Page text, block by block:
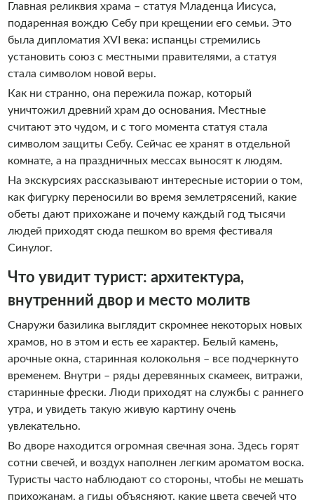
Главная реликвия храма – статуя Младенца Иисуса,
подаренная вождю Себу при крещении его семьи. Это
была дипломатия XVI века: испанцы стремились
установить союз с местными правителями, а статуя
стала символом новой веры.
Как ни странно, она пережила пожар, который
уничтожил древний храм до основания. Местные
считают это чудом, и с того момента статуя стала
символом защиты Себу. Сейчас ее хранят в отдельной
комнате, а на праздничных мессах выносят к людям.
На экскурсиях рассказывают интересные истории о том,
как фигурку переносили во время землетрясений, какие
обеты дают прихожане и почему каждый год тысячи
людей приходят сюда пешком во время фестиваля
Синулог.
Что увидит турист: архитектура,
внутренний двор и место молитв
Снаружи базилика выглядит скромнее некоторых новых
храмов, но в этом и есть ее характер. Белый камень,
арочные окна, старинная колокольня – все подчеркнуто
временем. Внутри – ряды деревянных скамеек, витражи,
старинные фрески. Люди приходят на службы с раннего
утра, и увидеть такую живую картину очень
увлекательно.
Во дворе находится огромная свечная зона. Здесь горят
сотни свечей, и воздух наполнен легким ароматом воска.
Туристы часто наблюдают со стороны, чтобы не мешать
прихожанам, а гиды объясняют, какие цвета свечей что